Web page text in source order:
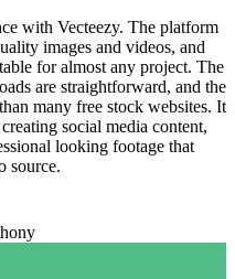
with Vecteezy. The platform
images and videos, and
for almost any project. The
are straightforward, and the
many free stock websites. It
social media content,
looking footage that
source.